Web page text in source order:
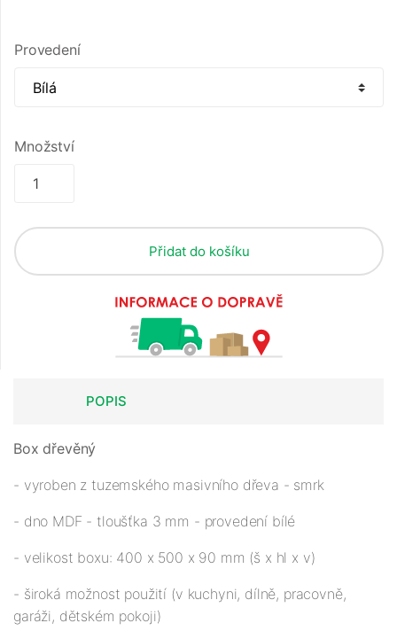
Provedení
Množství
Přidat do košíku
POPIS
Box dřevěný
- vyroben z tuzemského masivního dřeva - smrk
- dno MDF - tloušťka 3 mm - provedení bílé
- velikost boxu: 400 x 500 x 90 mm (š x hl x v)
- široká možnost použití (v kuchyni, dílně, pracovně,
garáži, dětském pokoji)